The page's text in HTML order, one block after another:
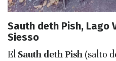
Sauth deth Pish, Lago
Siesso
El Sauth deth Pish (salto